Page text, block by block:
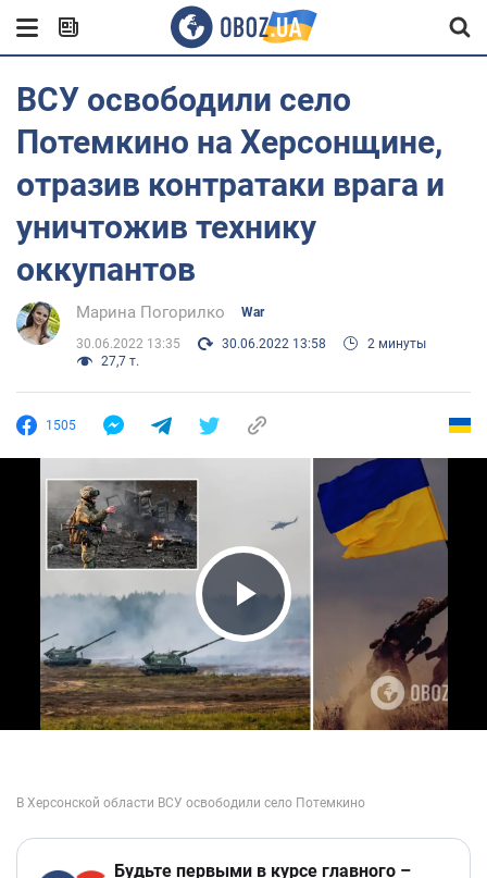
ВСУ освободили село
Потемкино на Херсонщине,
отразив контратаки врага и
уничтожив технику
оккупантов
Марина Погорилко War
30.06.2022 13:35 30.06.2022 13:58
2 минуты
27,7 т.
1505
Play Video
Будьте первыми в курсе главного –